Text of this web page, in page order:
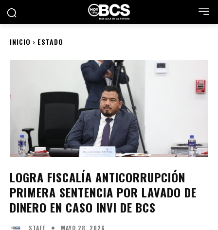
INICIO ESTADO
LOGRA FISCALÍA ANTICORRUPCIÓN
PRIMERA SENTENCIA POR LAVADO DE
DINERO EN CASO INVI DE BCS
STAFF MAYO 28, 2026